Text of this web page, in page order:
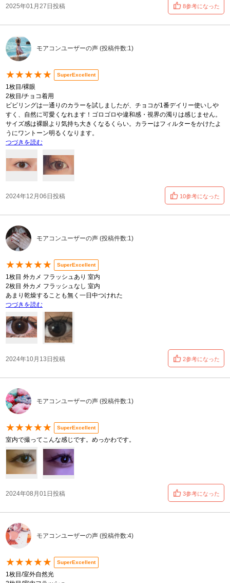
2025年01月27日投稿 8参考になった
モアコンユーザーの声 (投稿件数:1)
★★★★★ SuperExcellent
1枚目/裸眼
2枚目/チョコ着用
ビビリングは一通りのカラーを試しましたが、チョコが1番デイリー使いしや
すく、自然に可愛くなれます！ゴロゴロや違和感・視界の濁りは感じません。
サイズ感は裸眼より気持ち大きくなるくらい。カラーはフィルターをかけたよ
うにワントーン明るくなります。
つづきを読む
2024年12月06日投稿 10参考になった
モアコンユーザーの声 (投稿件数:1)
★★★★★ SuperExcellent
1枚目 外カメ フラッシュあり 室内
2枚目 外カメ フラッシュなし 室内
あまり乾燥することも無く一日中つけれた
つづきを読む
2024年10月13日投稿 2参考になった
モアコンユーザーの声 (投稿件数:1)
★★★★★ SuperExcellent
室内で撮ってこんな感じです。めっかわです。
2024年08月01日投稿 3参考になった
モアコンユーザーの声 (投稿件数:4)
★★★★★ SuperExcellent
1枚目/室外自然光